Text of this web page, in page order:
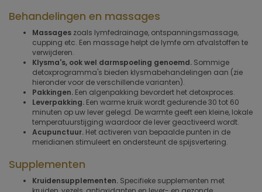
Behandelingen en massages
Massages zoals lymfedrainage, ontspanningsmassage,
cupping etc. Een massage helpt de lymfe om afvalstoffen te
verwijderen.
Klysma's, ook wel darmspoeling genoemd. Sommige
detoxprogramma's bieden klysmabehandelingen aan (zie
hieronder voor de verschillende varianten).
Pakkingen. Een algenpakking bevordert het detoxproces.
Leverpakking. Een warme kruik wordt gedurende 30 tot 60
minuten op uw lever gelegd. De warmte geeft een kleine, lokale
temperatuurstijging waardoor de lever geactiveerd wordt.
Acupunctuur. Het activeren van bepaalde punten in de
meridianen stimuleert en ondersteunt de spijsvertering.
Supplementen
Kruidensupplementen. Specifieke supplementen met